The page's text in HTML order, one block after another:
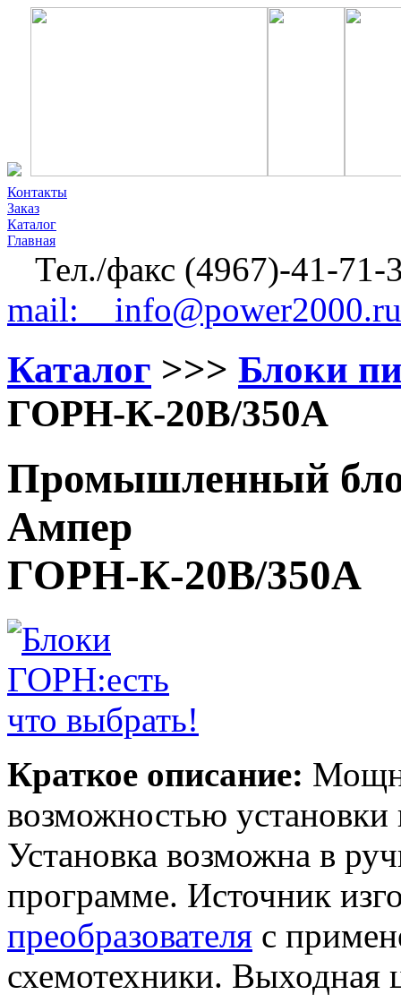
Контакты
Заказ
Каталог
Главная
Тел./факс (4967)-41-71-
mail: info@power2000.ru
Каталог >>> Блоки
ГОРН-К-20В/350А
Промышленный
Ампер
ГОРН-К-20В/350А
Краткое описание:
возможностью
Установка возможна в
программе. Источник
преобразователя с
схемотехники. Выходная